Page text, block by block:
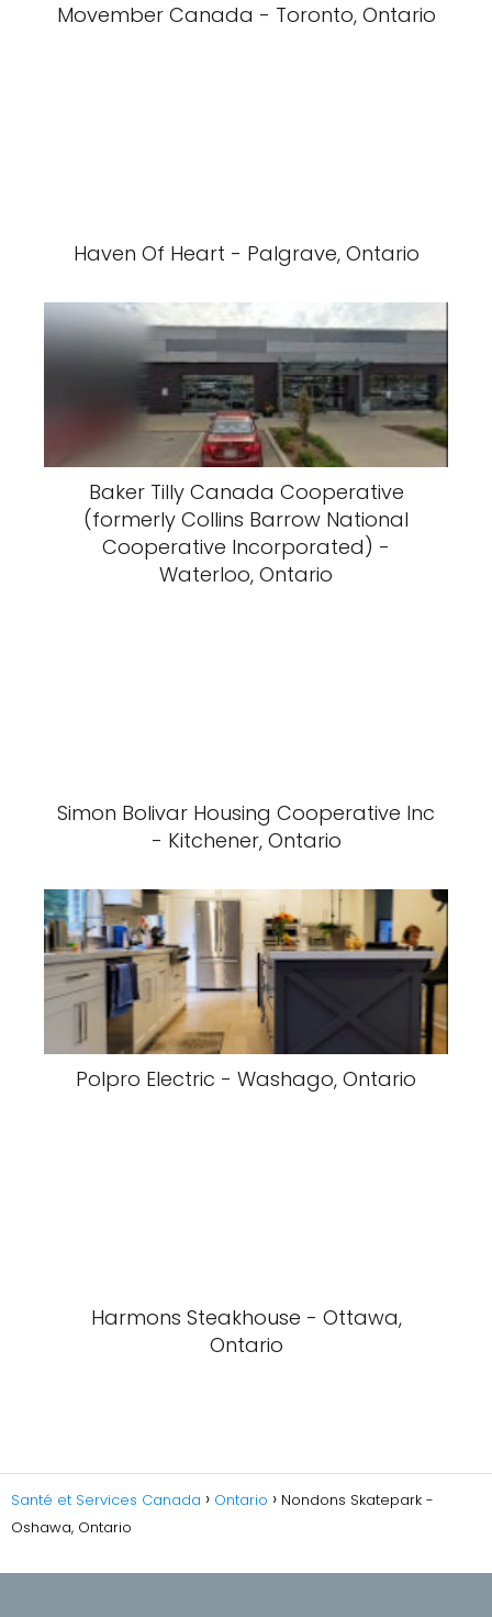
Movember Canada - Toronto, Ontario
Haven Of Heart - Palgrave, Ontario
Baker Tilly Canada Cooperative
(formerly Collins Barrow National
Cooperative Incorporated) -
Waterloo, Ontario
Simon Bolivar Housing Cooperative Inc
- Kitchener, Ontario
Polpro Electric - Washago, Ontario
Harmons Steakhouse - Ottawa,
Ontario
Santé et Services Canada Ontario
Nondons Skatepark -
Oshawa, Ontario